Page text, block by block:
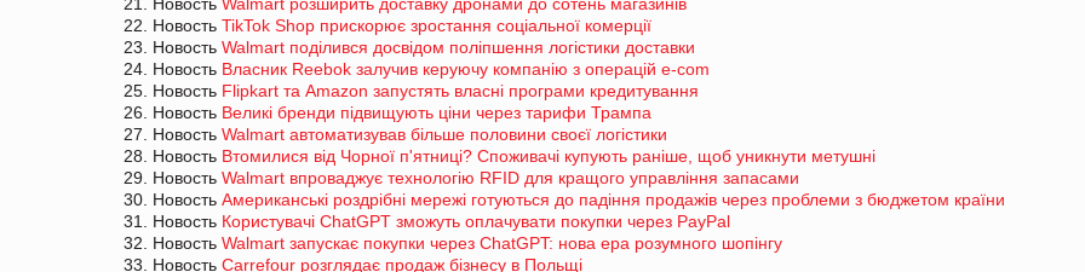
22. Новость TikTok Shop прискорює зростання соціальної комерції
23. Новость Walmart поділився досвідом поліпшення логістики доставки
24. Новость Власник Reebok залучив керуючу компанію з операцій e-com
25. Новость Flipkart та Amazon запустять власні програми кредитування
26. Новость Великі бренди підвищують ціни через тарифи Трампа
27. Новость Walmart автоматизував більше половини своєї логістики
28. Новость Втомилися від Чорної п'ятниці? Споживачі купують раніше, щоб уникнути метушні
29. Новость Walmart впроваджує технологію RFID для кращого управління запасами
30. Новость Американські роздрібні мережі готуються до падіння продажів через проблеми з бюджетом країни
31. Новость Користувачі ChatGPT зможуть оплачувати покупки через PayPal
32. Новость Walmart запускає покупки через ChatGPT: нова ера розумного шопінгу
33. Новость Carrefour розглядає продаж бізнесу в Польщі